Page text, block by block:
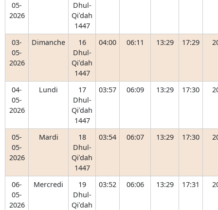
05-
2026
Dhul-
Qiʿdah
1447
03-
05-
2026
Dimanche
16
Dhul-
Qiʿdah
1447
04:00 06:11 13:29 17:29
04-
05-
2026
Lundi
17
Dhul-
Qiʿdah
1447
03:57 06:09 13:29 17:30
05-
05-
2026
Mardi
18
Dhul-
Qiʿdah
1447
03:54 06:07 13:29 17:30
06-
05-
2026
Mercredi
19
Dhul-
Qiʿdah
03:52 06:06 13:29 17:31